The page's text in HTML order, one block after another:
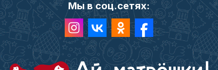
Мы в соц.сетях: